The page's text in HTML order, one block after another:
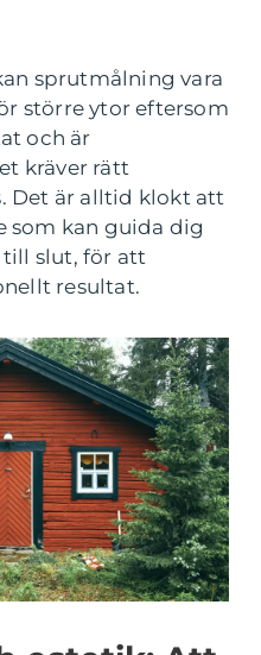
sprutmålning vara
större ytor eftersom
och är
kräver rätt
Det är alltid klokt att
som kan guida dig
till slut, för att
resultat.